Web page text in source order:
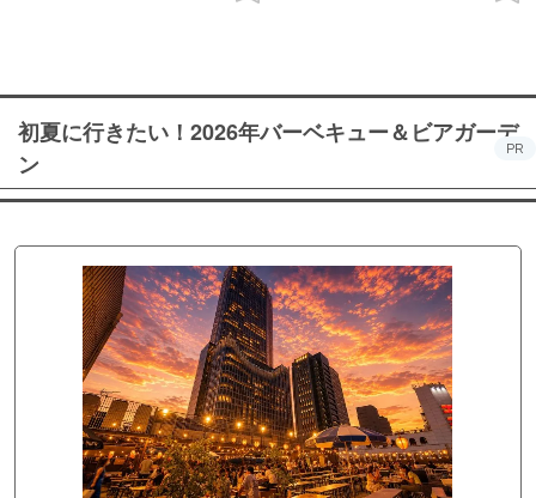
初夏に行きたい！2026年バーベキュー＆ビアガーデ
ン
PR